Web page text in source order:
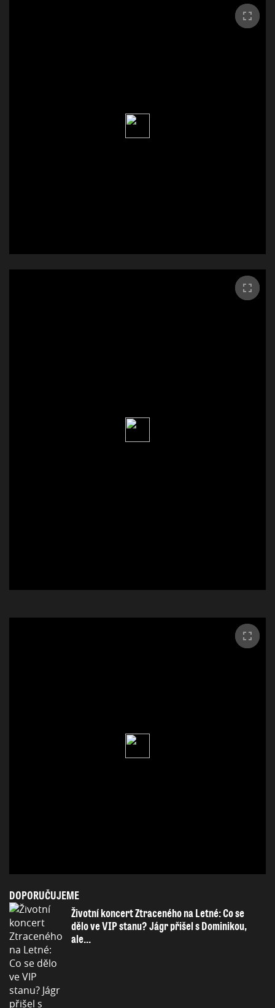
DOPORUČUJEME
Životní koncert Ztraceného na Letné: Co se
dělo ve VIP stanu? Jágr přišel s Dominikou,
ale...